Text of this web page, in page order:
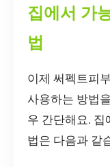
집에서 가
법
이제 써펙트피
사용하는 방법
우 간단해요. 집
법은 다음과 같